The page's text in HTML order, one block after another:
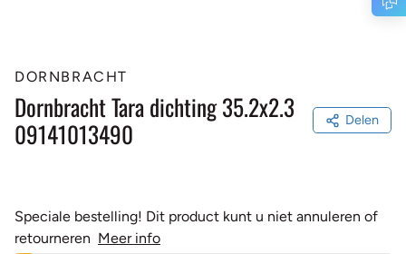
DORNBRACHT
Dornbracht Tara dichting 35.2x2.3
09141013490
Delen
Speciale bestelling! Dit product kunt u niet annuleren of
retourneren Meer info